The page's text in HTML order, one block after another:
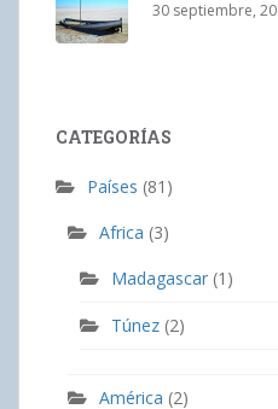
30 septiembre,
CATEGORÍAS
Países (81)
Africa (3)
Madagascar (1)
Túnez (2)
América (2)